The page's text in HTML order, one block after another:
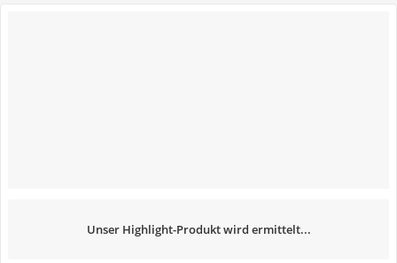
Unser Highlight-Produkt wird ermittelt...